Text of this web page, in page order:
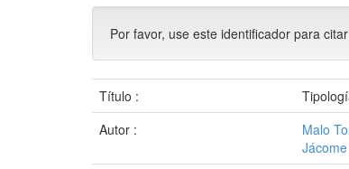
Por favor, use este identificador para
Título :
Autor :
Malo